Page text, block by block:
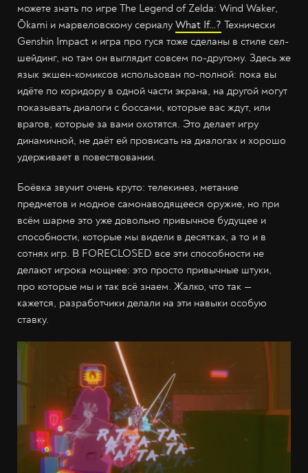
можете знать по игре The Legend of Zelda: Wind Waker,
Ōkami и марвеловскому сериалу What If…? Технически
Genshin Impact и игра про гуся тоже сделаны в стиле сел-
шейдинг, но там он выглядит совсем по-другому. Здесь же
язык экшен-комиксов использован по-полной: пока вы
идёте по коридору в одной части экрана, на другой могут
показывать диалоги с боссами, которые вас ждут, или
врагов, которые за вами охотятся. Это делает игру
динамичной, не даёт ей провисать на диалогах и хорошо
удерживает в повествовании.
Боёвка звучит очень круто: телекинез, метание
предметов и модное самонаводящееся оружие, но при
всём шарме это уже довольно привычное будущее и
способности, которые мы видели в десятках, а то и в
сотнях игр. В FORECLOSED все эти способности не
делают игрока мощнее: это просто привычные штуки,
про которые мы и так всё знаем. Жалко, что так —
кажется, разработчики делали на эти навыки особую
ставку.